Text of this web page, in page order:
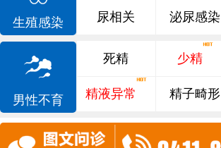
生殖感染 尿相关 泌尿感染
男性不育
死精 少精
精液异常 精子畸形